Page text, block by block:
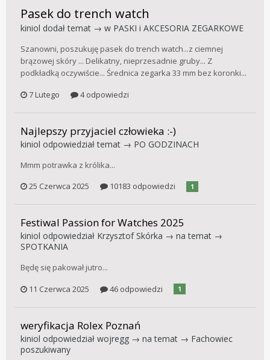
Pasek do trench watch
kiniol dodał temat → w PASKI i AKCESORIA ZEGARKOWE
Szanowni, poszukuję pasek do trench watch...z ciemnej
brązowej skóry ... Delikatny, nieprzesadnie gruby... Z
podkładką oczywiście... Średnica zegarka 33 mm bez koronki...
7 Lutego
4 odpowiedzi
Najlepszy przyjaciel człowieka :-)
kiniol odpowiedział temat → PO GODZINACH
Mmm potrawka z królika...
25 Czerwca 2025
10183 odpowiedzi 1
Festiwal Passion for Watches 2025
kiniol odpowiedział Krzysztof Skórka → na temat →
SPOTKANIA
Będę się pakował jutro...
11 Czerwca 2025
46 odpowiedzi 1
weryfikacja Rolex Poznań
kiniol odpowiedział wojregg → na temat → Fachowiec
poszukiwany